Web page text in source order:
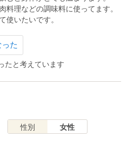
料理などの調味料に使ってます。
使いたいです。
た
たと考えています
性別 女性